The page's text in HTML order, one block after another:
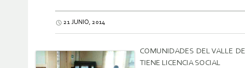
21 JUNIO, 2014
COMUNIDADES DEL VALLE
TIENE LICENCIA SOCIAL